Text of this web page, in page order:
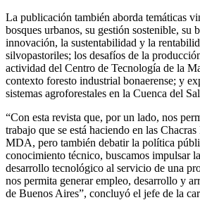
La publicación también aborda temáticas
bosques urbanos, su gestión sostenible, su
innovación, la sustentabilidad y la
silvopastoriles; los desafíos de la
actividad del Centro de Tecnología de la
contexto foresto industrial bonaerense; y
sistemas agroforestales en la Cuenca del
“Con esta revista que, por un lado, nos
trabajo que se está haciendo en las
MDA, pero también debatir la política
conocimiento técnico, buscamos impulsar
desarrollo tecnológico al servicio de una
nos permita generar empleo, desarrollo y
de Buenos Aires”, concluyó el jefe de la